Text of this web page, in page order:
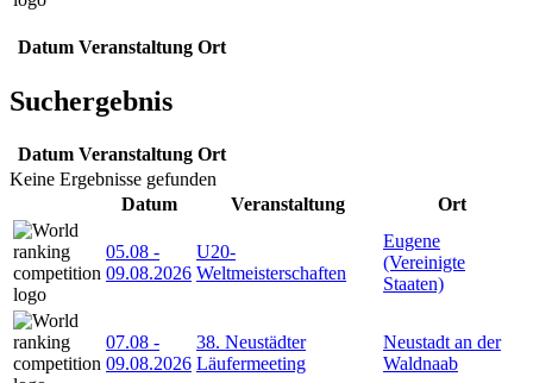
Datum Veranstaltung Ort
Suchergebnis
Datum Veranstaltung Ort
Keine Ergebnisse gefunden
Datum
Veranstaltung Ort
05.08 -
09.08.2026
U20-
Weltmeisterschaften
Eugene
(Vereinigte
Staaten)
07.08 -
09.08.2026
38. Neustädter
Läufermeeting
Neustadt an der
Waldnaab